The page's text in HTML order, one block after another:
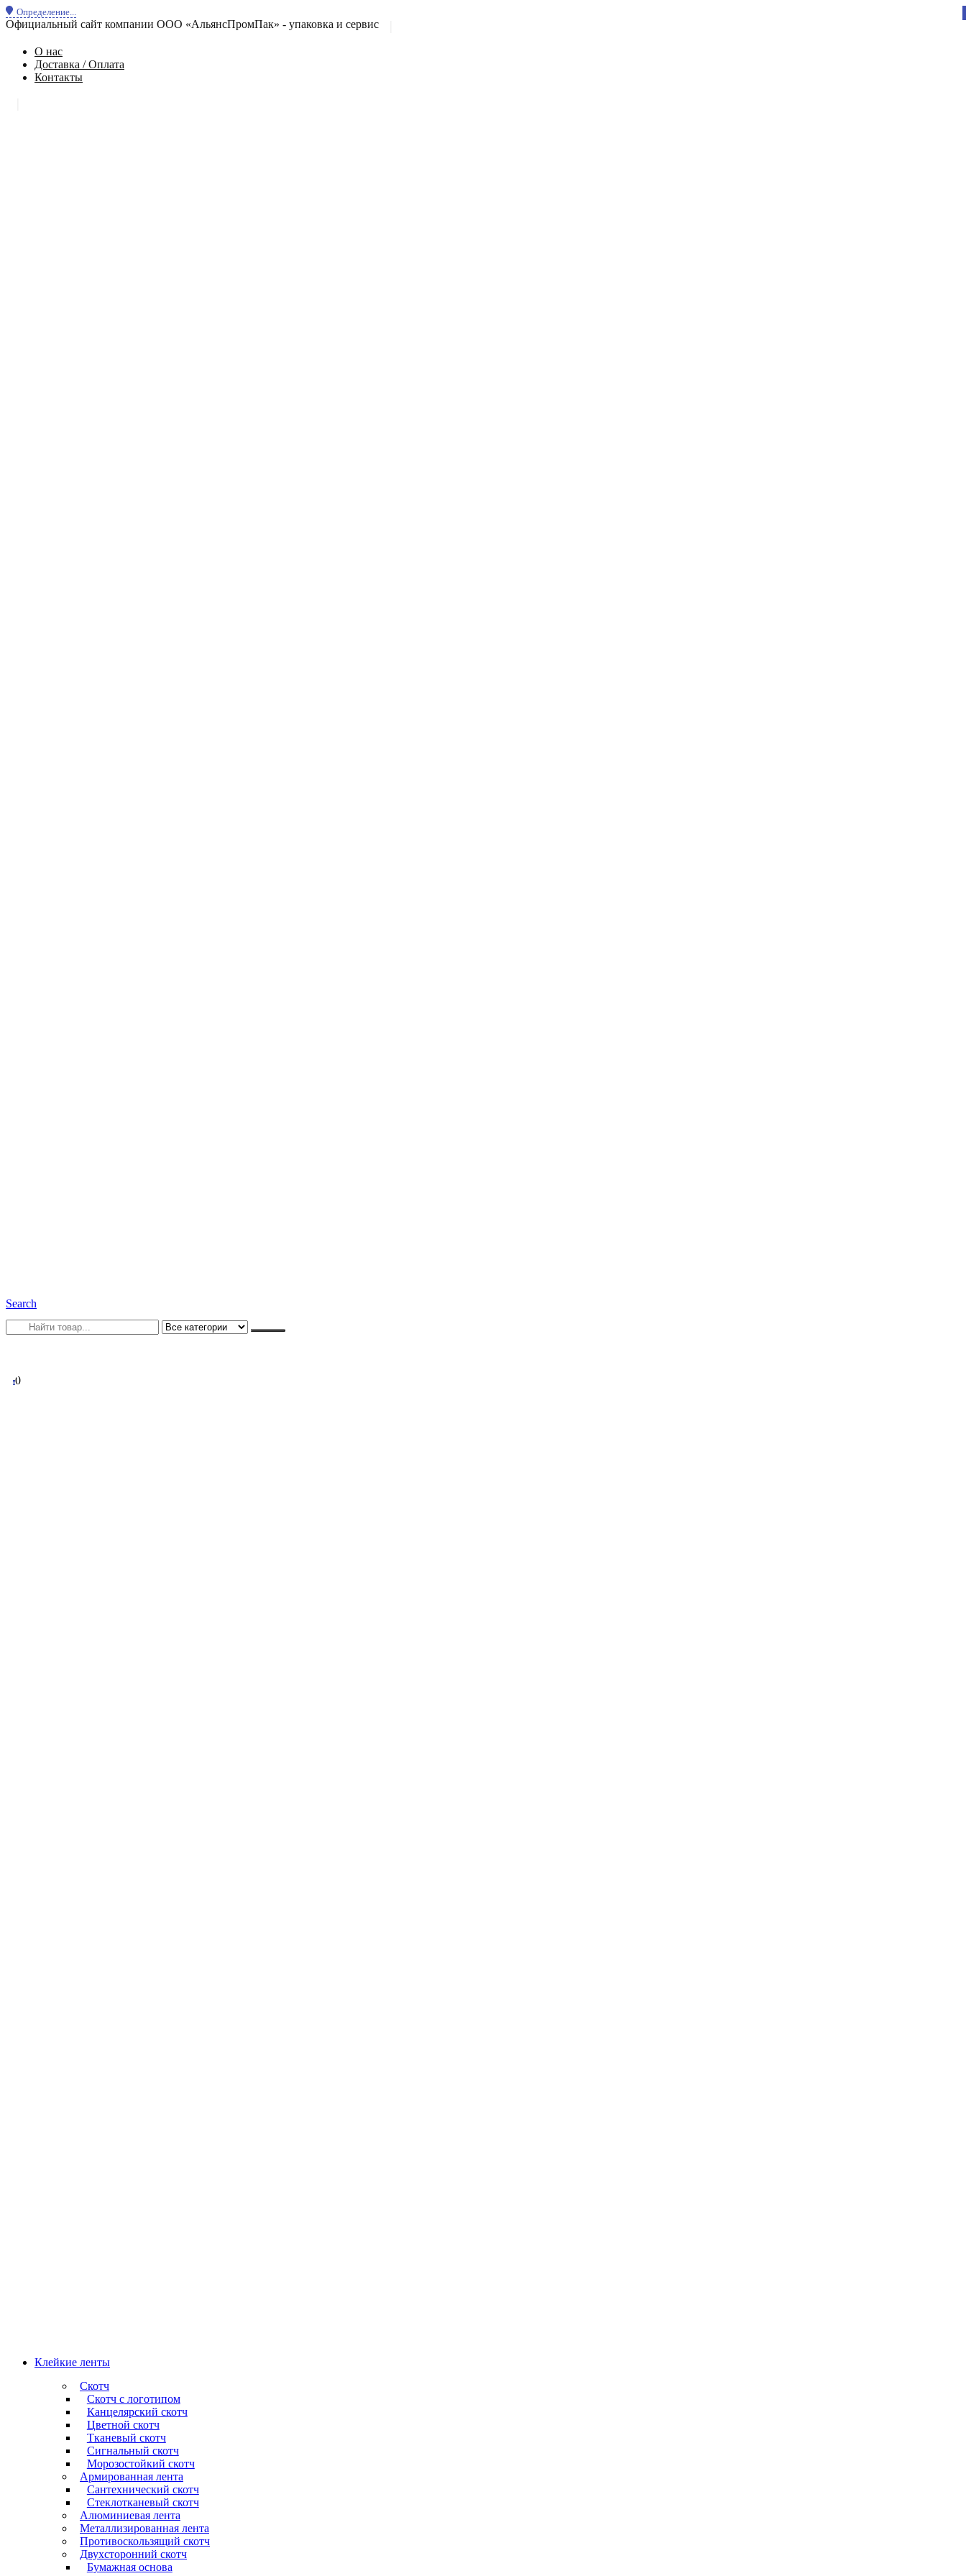
Определение...
Официальный сайт компании ООО «АльянсПромПак» - упаковка и сервис
О нас
Доставка / Оплата
Контакты
Search
00
Клейкие ленты
Скотч
Скотч с логотипом
Канцелярский скотч
Цветной скотч
Тканевый скотч
Сигнальный скотч
Морозостойкий скотч
Армированная лента
Сантехнический скотч
Стеклотканевый скотч
Алюминиевая лента
Металлизированная лента
Противоскользящий скотч
Двухсторонний скотч
Бумажная основа